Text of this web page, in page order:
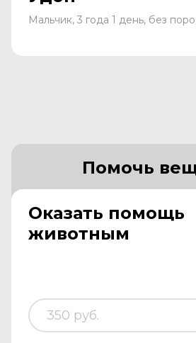
Мальчик, 3 года 1 день, без
Оказать помощь
животным
Помочь